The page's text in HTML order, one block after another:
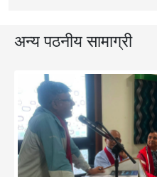
अन्य पठनीय सामाग्री